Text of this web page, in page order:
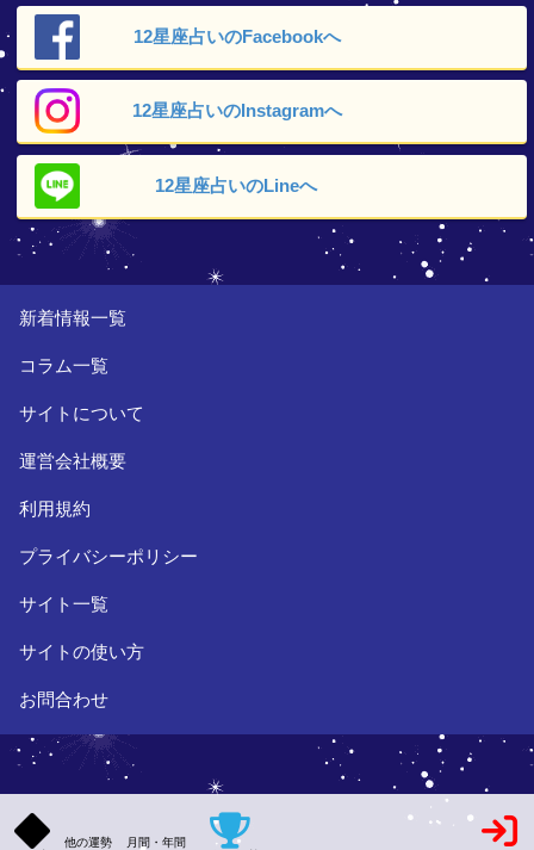
12星座占いのFacebookへ
12星座占いのInstagramへ
12星座占いのLineへ
新着情報一覧
コラム一覧
サイトについて
運営会社概要
利用規約
プライバシーポリシー
サイト一覧
サイトの使い方
お問合わせ
他の運勢
月間・年間